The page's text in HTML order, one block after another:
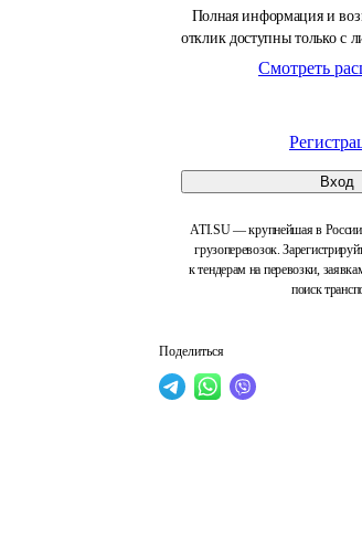
Полная информация и
отклик доступны только с
Смотреть
Вход
ATI.SU — крупнейшая в
грузоперевозок.
к тендерам на перевозки,
поиск
Поделиться